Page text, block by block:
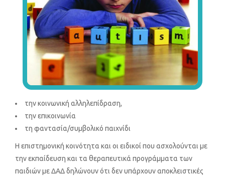
την κοινωνική αλληλεπίδραση,
την επικοινωνία
τη φαντασία/συμβολικό παιχνίδι
Η επιστημονική κοινότητα και οι ειδικοί που ασχολούνται με
την εκπαίδευση και τα θεραπευτικά προγράμματα των
παιδιών με ΔΑΔ δηλώνουν ότι δεν υπάρχουν αποκλειστικές